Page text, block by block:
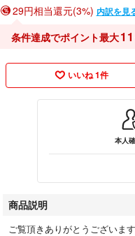
29円相当還元(3%) 内訳を見
条件達成でポイント最大11
いいね 1件
本人
商品説明
ご覧頂きありがとうございま